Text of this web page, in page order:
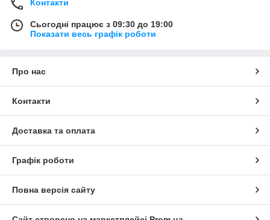
Контакти
Сьогодні працює з 09:30 до 19:00
Показати весь графік роботи
Про нас
Контакти
Доставка та оплата
Графік роботи
Повна версія сайту